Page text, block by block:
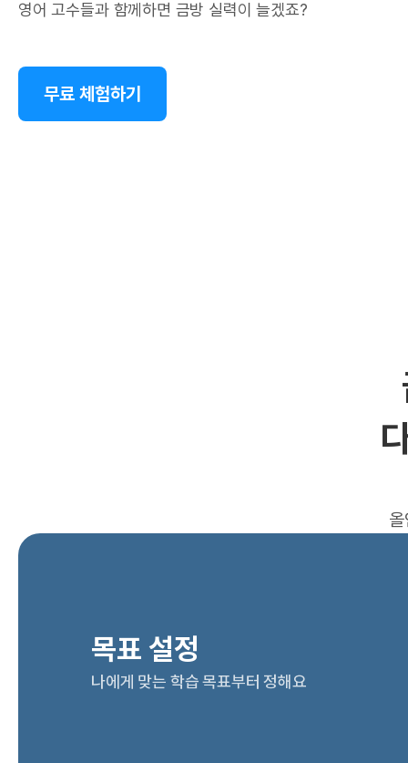
영어 고수들과 함께하면 금방 실력이 늘겠죠?
무료 체험하기
목표 설정
나에게 맞는 학습 목표부터 정해요